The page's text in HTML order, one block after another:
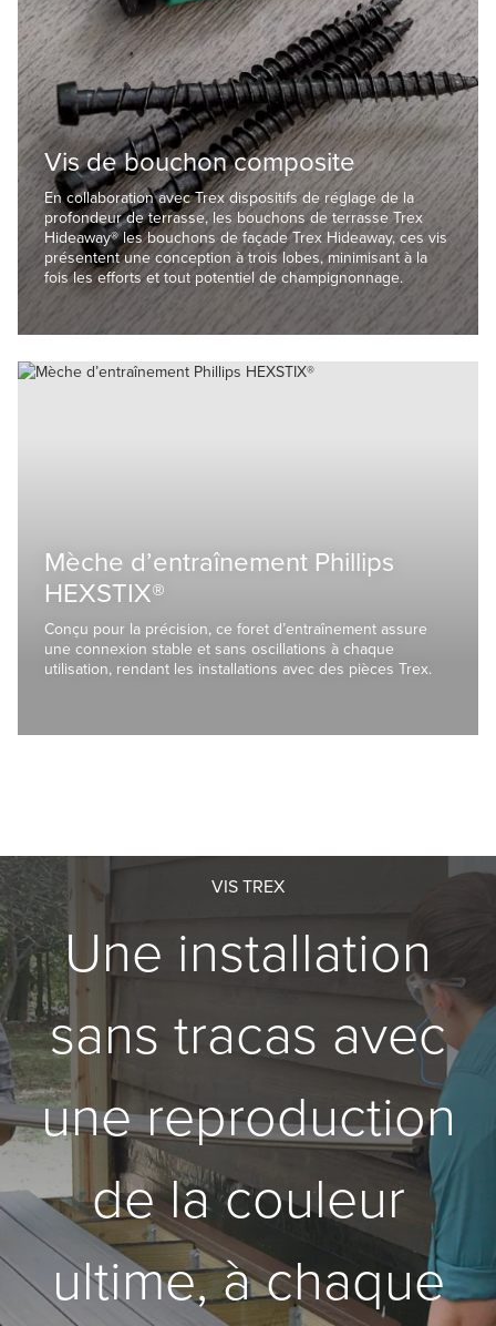
Vis de bouchon composite
En collaboration avec Trex dispositifs de réglage de la
profondeur de terrasse, les bouchons de terrasse Trex
Hideaway® les bouchons de façade Trex Hideaway, ces vis
présentent une conception à trois lobes, minimisant à la
fois les efforts et tout potentiel de champignonnage.
Mèche d’entraînement Phillips
HEXSTIX®
Conçu pour la précision, ce foret d’entraînement assure
une connexion stable et sans oscillations à chaque
utilisation, rendant les installations avec des pièces Trex.
VIS TREX
Une installation
sans tracas avec
une reproduction
de la couleur
ultime, à chaque